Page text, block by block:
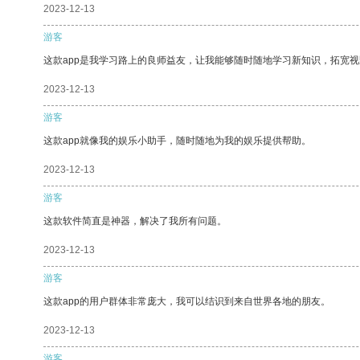
2023-12-13
游客
这款app是我学习路上的良师益友，让我能够随时随地学习新知识，拓宽
2023-12-13
游客
这款app就像我的娱乐小助手，随时随地为我的娱乐提供帮助。
2023-12-13
游客
这款软件简直是神器，解决了我所有问题。
2023-12-13
游客
这款app的用户群体非常庞大，我可以结识到来自世界各地的朋友。
2023-12-13